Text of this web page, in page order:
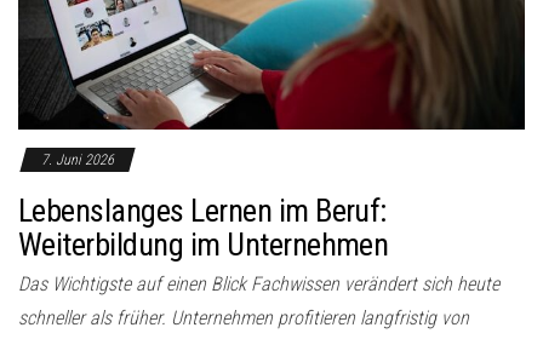
7. Juni 2026
Lebenslanges Lernen im Beruf:
Weiterbildung im Unternehmen
Das Wichtigste auf einen Blick Fachwissen verändert sich heute
schneller als früher. Unternehmen profitieren langfristig von